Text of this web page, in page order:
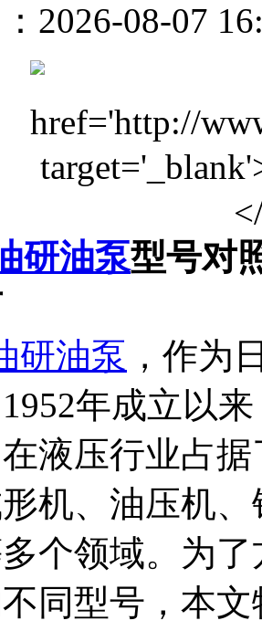
2026-08-07
研油泵型号对
研油泵 ，作为
年成立以
液压行业占
机、油压机
个领域。为
同型号，本